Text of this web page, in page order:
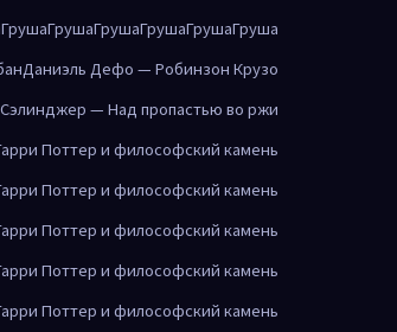
ГрушаГрушаГрушаГрушаГрушаГруша
Даниэль Дефо — Робинзон Крузо
— Над пропастью во ржи
Поттер и философский камень
Поттер и философский камень
Поттер и философский камень
Поттер и философский камень
Поттер и философский камень